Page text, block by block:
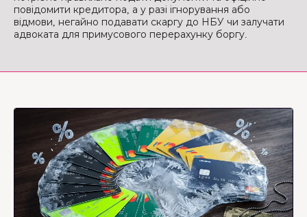
повідомити кредитора, а у разі ігнорування або
відмови, негайно подавати скаргу до НБУ чи залучати
адвоката для примусового перерахунку боргу.